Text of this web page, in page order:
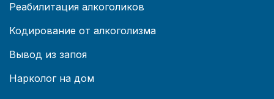
Реабилитация алкоголиков
Кодирование от алкоголизма
Вывод из запоя
Нарколог на дом